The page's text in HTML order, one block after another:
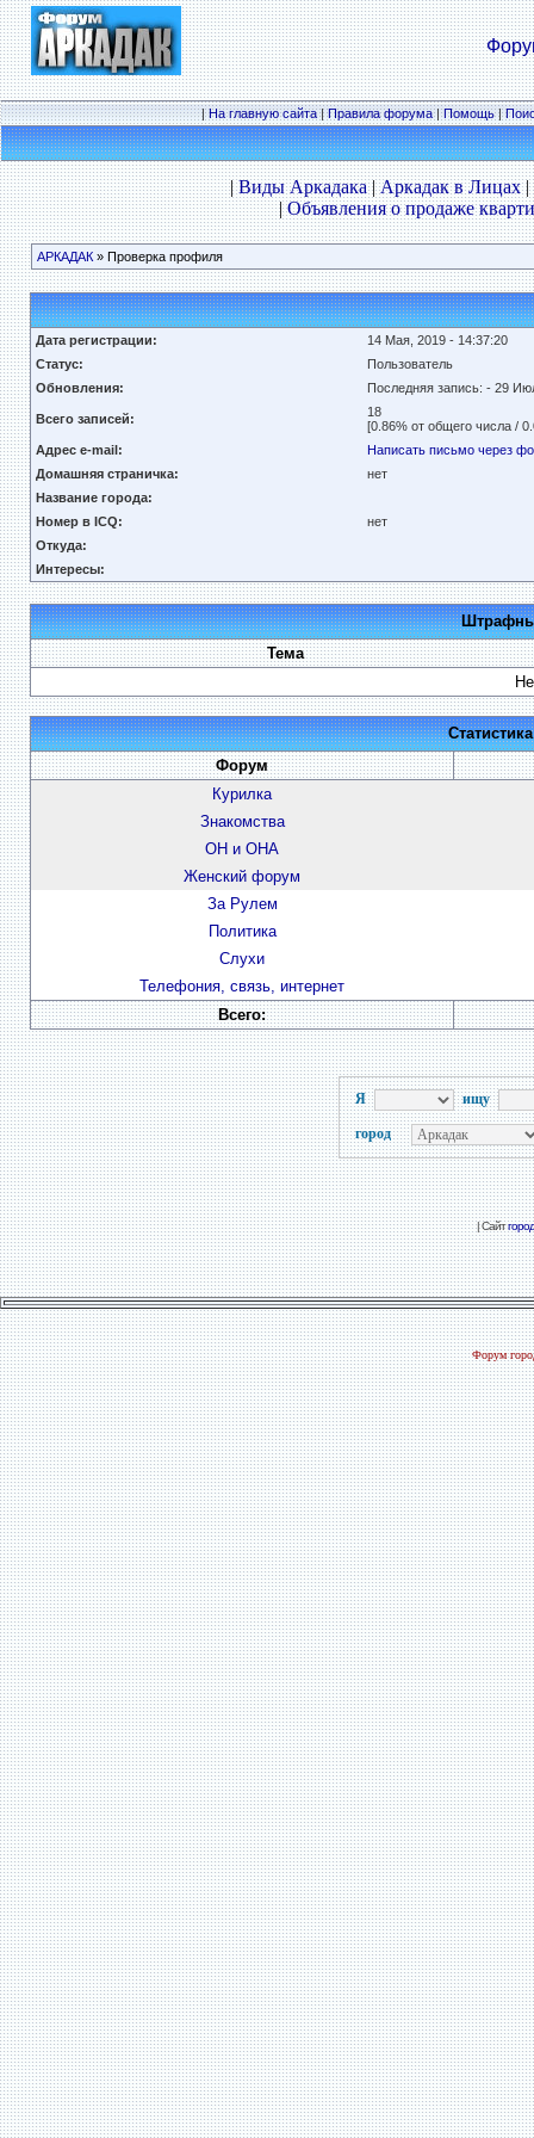
|На главную сайта|Правила форума|Помощь|
|Виды Аркадака|Аркадак в Лицах|
|Объявления о продаже
АРКАДАК» Проверка профиля
Дата регистрации:
14 Мая, 2019 - 14:37:20
Статус:
Пользователь
Обновления:
Последняя запись: - 29
Всего записей:
18
[0.86% от общего числа /
Адрес e-mail:
Написать письмо через
Домашняя страничка:
нет
Название города:
Номер в ICQ:
нет
Откуда:
Интересы:
Тема
Форум
Курилка
Знакомства
ОН и ОНА
Женский форум
За Рулем
Политика
Слухи
Телефония, связь, интернет
Всего:
Я ищу
город
| Сайт
Форум